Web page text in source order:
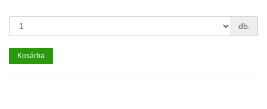
db.
Kosárba